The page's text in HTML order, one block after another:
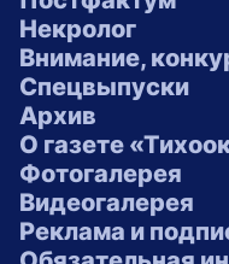
Некролог
Внимание,
Спецвыпуски
Архив
О газете
Фотогалерея
Видеогалерея
Реклама и